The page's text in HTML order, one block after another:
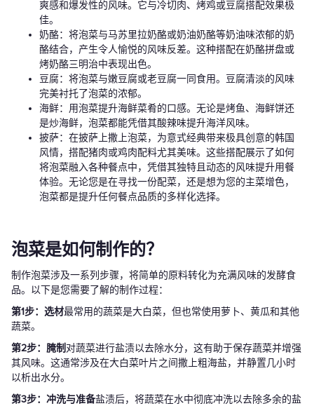
爽感和爆发性的风味。它与冷切肉、烤鸡或豆腐搭配效果极
佳。
奶酪：将泡菜与马苏里拉奶酪或奶油奶酪等奶油味浓郁的奶
酪结合，产生令人愉悦的风味反差。这种搭配在奶酪拼盘或
烤奶酪三明治中表现出色。
豆腐：将泡菜与嫩豆腐或老豆腐一同食用。豆腐清淡的风味
完美衬托了泡菜的浓郁。
海鲜：用泡菜提升海鲜菜肴的口感。无论是烤鱼、海鲜饼还
是炒海鲜，泡菜都能凭借其酸辣味提升海洋风味。
披萨：在披萨上撒上泡菜，为意式经典带来极具创意的韩国
风情，搭配猪肉或鸡肉配料尤其美味。这些搭配展示了如何
将泡菜融入各种餐点中，凭借其独特且动态的风味提升用餐
体验。无论您是在寻找一份配菜，还是想为您的主菜增色，
泡菜都是提升任何餐点品质的多样化选择。
泡菜是如何制作的？
制作泡菜涉及一系列步骤，将简单的原料转化为充满风味的发酵食
品。以下是您需要了解的制作过程：
第1步：选材最常用的蔬菜是大白菜，但也常使用萝卜、黄瓜和其他
蔬菜。
第2步：腌制 对蔬菜进行盐渍以去除水分，这有助于保存蔬菜并增强
其风味。这通常涉及在大白菜叶片之间撒上粗海盐，并静置几小时
以析出水分。
第3步：冲洗与准备盐渍后，将蔬菜在水中彻底冲洗以去除多余的盐